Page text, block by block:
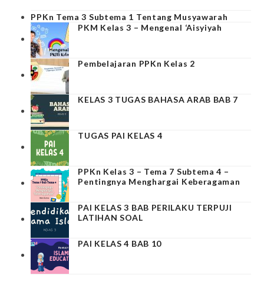
PPKn Tema 3 Subtema 1 Tentang Musyawarah
PKM Kelas 3 – Mengenal ‘Aisyiyah
Pembelajaran PPKn Kelas 2
KELAS 3 TUGAS BAHASA ARAB BAB 7
TUGAS PAI KELAS 4
PPKn Kelas 3 – Tema 7 Subtema 4 –
Pentingnya Menghargai Keberagaman
PAI KELAS 3 BAB PERILAKU TERPUJI
LATIHAN SOAL
PAI KELAS 4 BAB 10